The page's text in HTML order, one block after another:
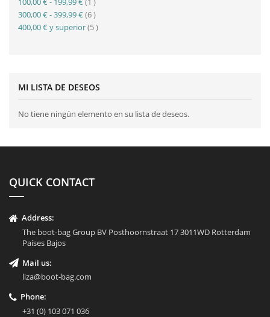
300,00 €-399,99 € 6artículo
400,00 €y superior 5artículo
MI LISTA DE DESEOS
No tiene ningún elemento en su lista de deseos.
QUICK CONTACT
Address:
The boot-bag Group BV Posthoornstraat 17 3011WD Rotterdam
Países Bajos
Mail us:
liza@boot-bag.com
Phone:
+31 (0) 103 071 036